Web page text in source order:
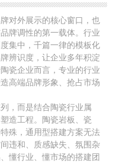
对外展示的核心窗口，也
牌调性的第一载体。行业
集中，千篇一律的模板化
辨识度，让企业多年积淀
瓷企业而言，专业的行业
高端品牌形象、抢占市场
，而是结合陶瓷行业属
造工程。陶瓷岩板、瓷
殊，通用型搭建方案无法
违和、质感缺失、氛围杂
懂行业、懂市场的搭建团